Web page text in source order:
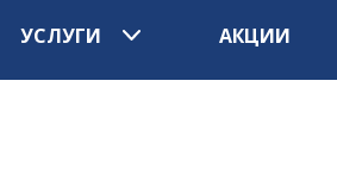
УСЛУГИ АКЦИИ